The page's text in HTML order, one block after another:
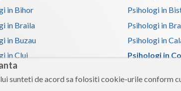
sunteti de acord sa folositi cookie-urile conform
in Bihor
Psihologi in
in Braila
Psihologi in
in Buzau
Psihologi in
in Cluj
Psihologi in
in Dambovita
in Giurgiu
Psihologi in